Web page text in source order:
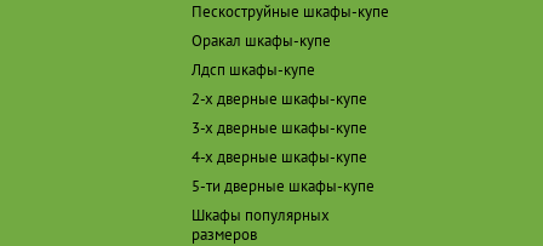
Пескоструйные шкафы-купе
Оракал шкафы-купе
Лдсп шкафы-купе
2-х дверные шкафы-купе
3-х дверные шкафы-купе
4-х дверные шкафы-купе
5-ти дверные шкафы-купе
Шкафы популярных
размеров